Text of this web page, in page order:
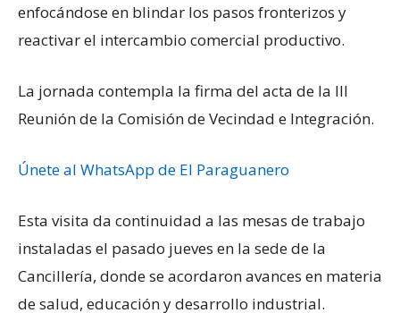
enfocándose en blindar los pasos fronterizos y
reactivar el intercambio comercial productivo.
La jornada contempla la firma del acta de la III
Reunión de la Comisión de Vecindad e Integración.
Únete al WhatsApp de El Paraguanero
Esta visita da continuidad a las mesas de trabajo
instaladas el pasado jueves en la sede de la
Cancillería, donde se acordaron avances en materia
de salud, educación y desarrollo industrial.